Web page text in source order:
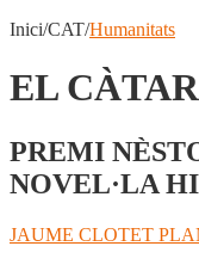
Inici/CAT/Humanitats
EL
PREMI
NOVEL·LA
JAUME CLOTET